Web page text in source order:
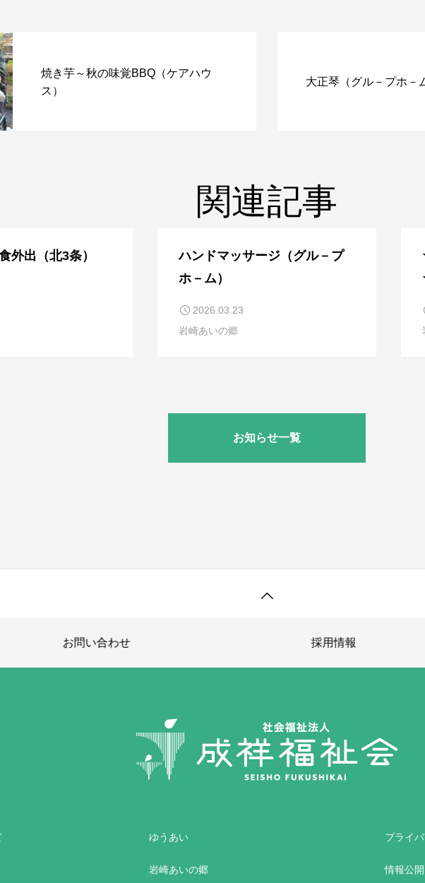
焼き芋～秋の味覚BBQ（ケアハウ
ス）
大正琴（グル－プホ－
関連記事
外出（北3条）
ハンドマッサージ（グル－プ
ホ－ム）
2026.03.23
岩崎あいの郷
お知らせ一覧
お問い合わせ 採用情報
ゆうあい
岩崎あいの郷
プライ
情報公開